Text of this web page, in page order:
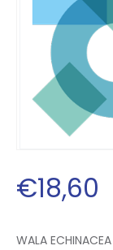
€18,60
WALA